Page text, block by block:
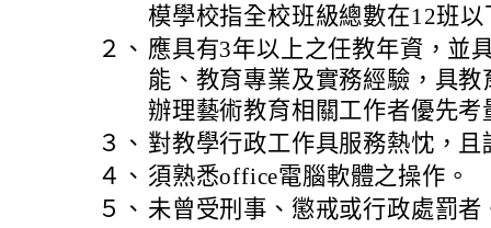
模學校指全校班級總數在12班
２、 應具有3年以上之任教年資，並
能、教育專業及實務經驗，具
辦理藝術教育相關工作者優先考
３、 對教學行政工作具服務熱忱，且
４、 須熟悉office電腦軟體之操作。
５、 未曾受刑事、懲戒或行政處罰者